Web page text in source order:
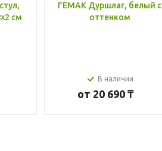
см
ГЕМАК Дуршлаг, белый с
оттенком
В наличии
от 20 690 ₸